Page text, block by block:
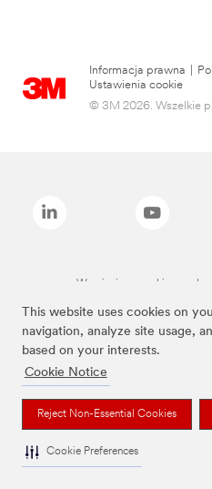
This website uses cookies on
navigation, analyze site usage,
based on your interests.
Cookie Notice
Reject Non-Essential Cookies
Cookie Preferences
Informacja prawna
Ustawienia cookie
© 3M 2026. Wszelkie
Wymienione marki są